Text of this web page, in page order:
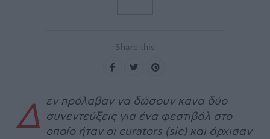
Share this
Δ εν πρόλαβαν να δώσουν κανα δύο
συνεντεύξεις για ένα φεστιβάλ στο
οποίο ήταν οι curators (sic) και άρχισαν